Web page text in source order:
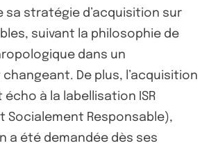
sa stratégie d’acquisition sur
suivant la philosophie de
dans un
De plus, l’acquisition
à la labellisation ISR
Socialement Responsable),
a été demandée dès ses